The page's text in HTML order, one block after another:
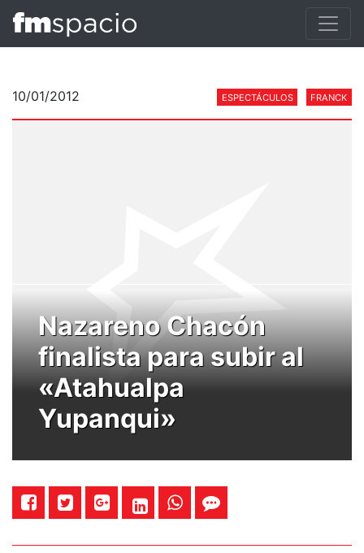
10/01/2012 ESPECTÁCULOS FRANCK
Nazareno Chacón
finalista para subir al
«Atahualpa
Yupanqui»